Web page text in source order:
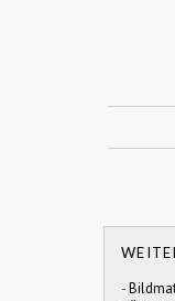
-